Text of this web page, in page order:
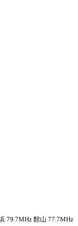
79.7MHz 館山 77.7MHz